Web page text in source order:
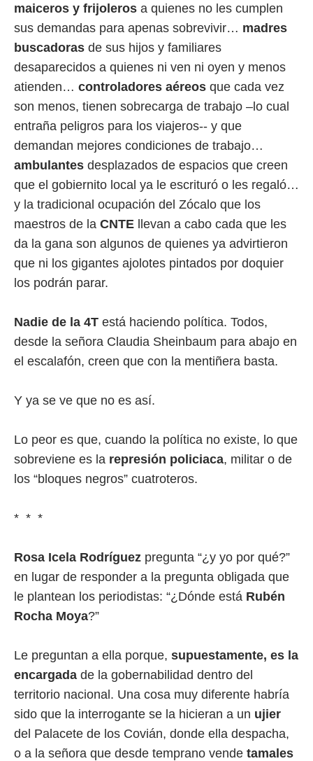
maiceros y frijoleros a quienes no les cumplen
sus demandas para apenas sobrevivir… madres
buscadoras de sus hijos y familiares
desaparecidos a quienes ni ven ni oyen y menos
atienden… controladores aéreos que cada vez
son menos, tienen sobrecarga de trabajo –lo cual
entraña peligros para los viajeros-- y que
demandan mejores condiciones de trabajo…
ambulantes desplazados de espacios que creen
que el gobiernito local ya le escrituró o les regaló…
y la tradicional ocupación del Zócalo que los
maestros de la CNTE
llevan a cabo cada que les
da la gana son algunos de quienes ya advirtieron
que ni los gigantes ajolotes pintados por doquier
los podrán parar.
Nadie de la 4T está haciendo política. Todos,
desde la señora Claudia Sheinbaum para abajo en
el escalafón, creen que con la mentiñera basta.
Y ya se ve que no es así.
Lo peor es que, cuando la política no existe, lo que
sobreviene es la represión policiaca, militar o de
los “bloques negros” cuatroteros.
* * *
Rosa Icela Rodríguez pregunta “¿y yo por qué?”
en lugar de responder a la pregunta obligada que
le plantean los periodistas: “¿Dónde está Rubén
Rocha Moya?”
Le preguntan a ella porque, supuestamente, es la
encargada de la gobernabilidad dentro del
territorio nacional. Una cosa muy diferente habría
sido que la interrogante se la hicieran a un ujier
del Palacete de los Covián, donde ella despacha,
o a la señora que desde temprano vende tamales